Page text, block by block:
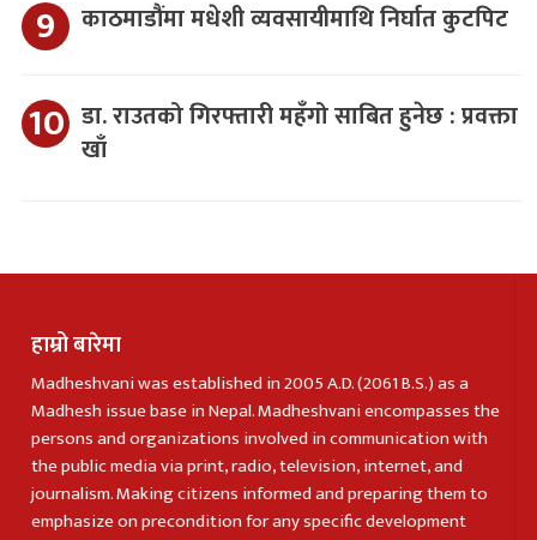
काठमाडौंमा मधेशी व्यवसायीमाथि निर्घात कुटपिट
डा. राउतको गिरफ्तारी महँगो साबित हुनेछ : प्रवक्ता
खाँ
हाम्रो बारेमा
Madheshvani was established in 2005 A.D. (2061 B.S.) as a
Madhesh issue base in Nepal. Madheshvani encompasses the
persons and organizations involved in communication with
the public media via print, radio, television, internet, and
journalism. Making citizens informed and preparing them to
emphasize on precondition for any specific development